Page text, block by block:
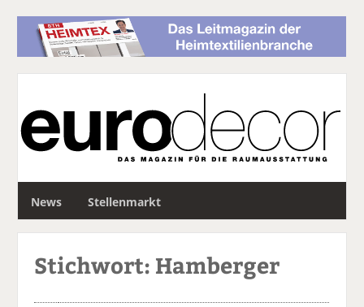
News Stellenmarkt
c
Stichwort: Hamberger